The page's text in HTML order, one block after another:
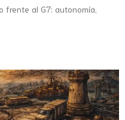
frente al G7: autonomía,